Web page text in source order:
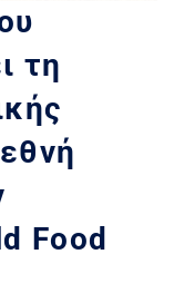
τη
Food